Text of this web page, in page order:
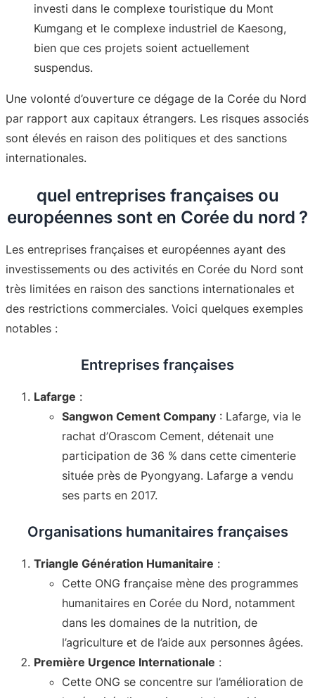
investi dans le complexe touristique du Mont
Kumgang et le complexe industriel de Kaesong,
bien que ces projets soient actuellement
suspendus.
Une volonté d’ouverture ce dégage de la Corée du Nord
par rapport aux capitaux étrangers. Les risques associés
sont élevés en raison des politiques et des sanctions
internationales.
quel entreprises françaises ou
européennes sont en Corée du nord ?
Les entreprises françaises et européennes ayant des
investissements ou des activités en Corée du Nord sont
très limitées en raison des sanctions internationales et
des restrictions commerciales. Voici quelques exemples
notables :
Entreprises françaises
Lafarge :
Sangwon Cement Company : Lafarge, via le
rachat d’Orascom Cement, détenait une
participation de 36 % dans cette cimenterie
située près de Pyongyang. Lafarge a vendu
ses parts en 2017.
Organisations humanitaires françaises
Triangle Génération Humanitaire :
Cette ONG française mène des programmes
humanitaires en Corée du Nord, notamment
dans les domaines de la nutrition, de
l’agriculture et de l’aide aux personnes âgées.
Première Urgence Internationale :
Cette ONG se concentre sur l’amélioration de